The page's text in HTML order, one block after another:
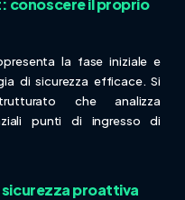
conoscere il proprio
la fase iniziale e
di sicurezza efficace. Si
che analizza
punti di ingresso di
sicurezza proattiva